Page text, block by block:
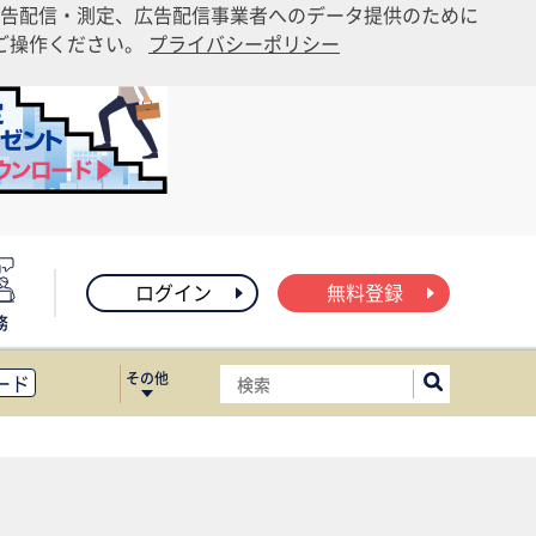
配信・測定、広告配信事業者へのデータ提供のために
作ください。 プライバシーポリシー
ログイン 無料登録
ド
ス移転
その他